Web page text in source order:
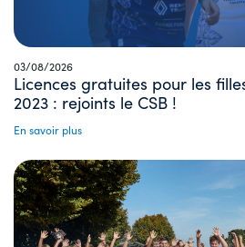
03/08/2026
Licences gratuites pour les
2023 : rejoints le CSB !
En savoir plus